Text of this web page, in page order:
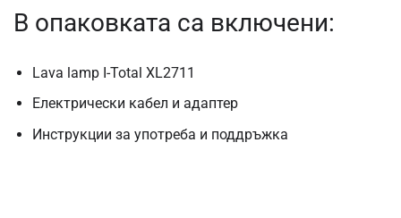
В опаковката са включени:
Lava lamp I-Total XL2711
Електрически кабел и адаптер
Инструкции за употреба и поддръжка